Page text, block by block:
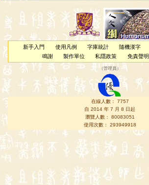
新手入門 使用凡例 字庫統計 隨機漢字
鳴謝
製作單位 私隱政策 免責聲明
（管理員 ）
在線人數： 7757
自 2014 年 7 月 8 日起
瀏覽人數： 80083051
使用次數： 293949918